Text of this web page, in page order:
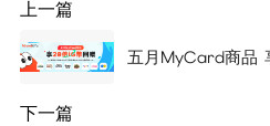
上一篇
五月MyCard商品
下一篇